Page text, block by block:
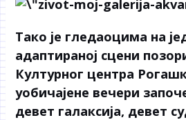
Тако је гледаоцима на
адаптираној сцени
Културног центра
уобичајене вечери
девет галаксија, девет